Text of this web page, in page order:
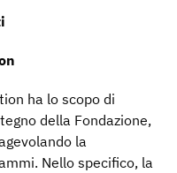
ha lo scopo di
della Fondazione,
la
Nello specifico, la